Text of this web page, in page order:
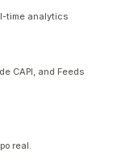
time analytics
CAPI, and Feeds
real.